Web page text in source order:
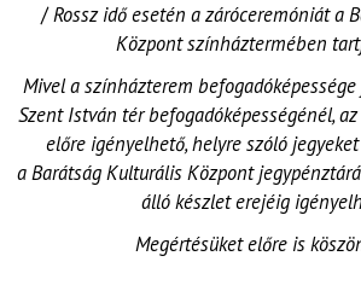
/Rossz idő esetén a záróceremóniát a
Központ színháztermében
Mivel a színházterem
Szent István tér befogadóképességénél,
előre igényelhető, helyre szóló
a Barátság Kulturális Központ
álló készlet erejéig
Megértésüket előre is